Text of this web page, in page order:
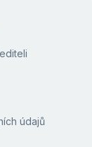
údajů